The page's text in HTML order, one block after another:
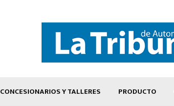
CONCESIONARIOS Y TALLERES PRODUCTO